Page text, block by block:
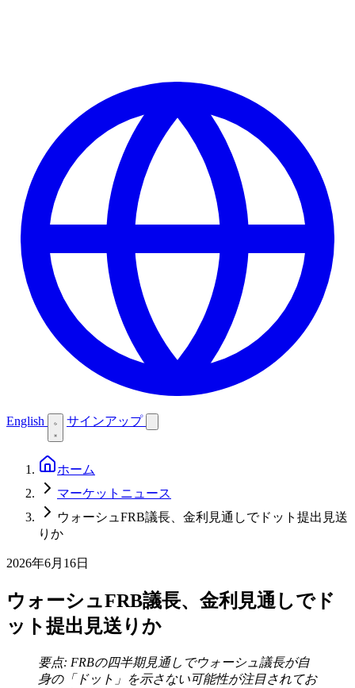
English サインアップ
ホーム
マーケットニュース
ウォーシュFRB議長、金利見通しでドット提出見送
りか
2026年6月16日
ウォーシュFRB議長、金利見通しでド
ット提出見送りか
要点: FRBの四半期見通しでウォーシュ議長が自
身の「ドット」を示さない可能性が注目されてお